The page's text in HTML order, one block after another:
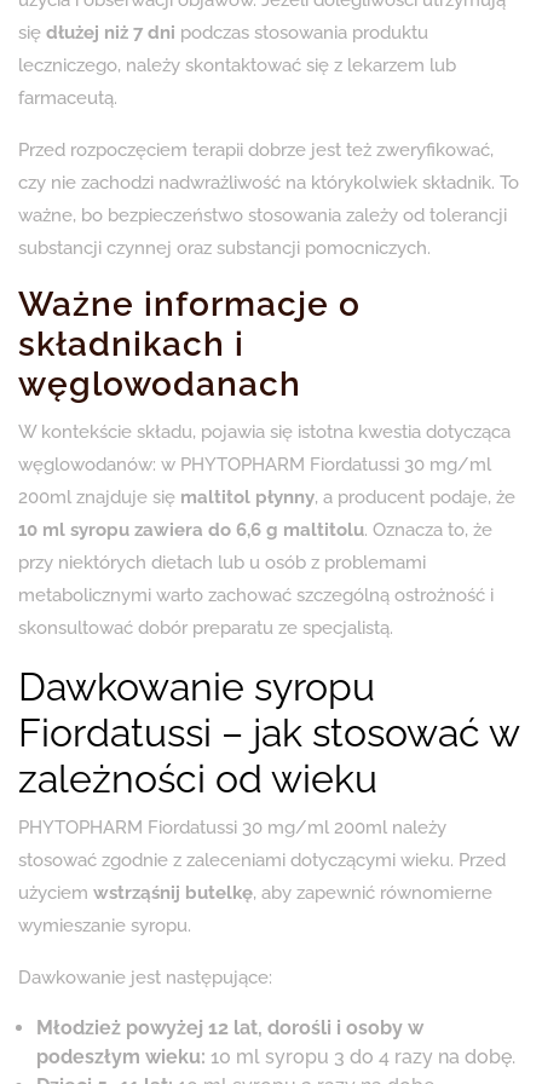
się dłużej niż 7 dni podczas stosowania produktu
leczniczego, należy skontaktować się z lekarzem lub
farmaceutą.
Przed rozpoczęciem terapii dobrze jest też zweryfikować,
czy nie zachodzi nadwrażliwość na którykolwiek składnik. To
ważne, bo bezpieczeństwo stosowania zależy od tolerancji
substancji czynnej oraz substancji pomocniczych.
Ważne informacje o
składnikach i
węglowodanach
W kontekście składu, pojawia się istotna kwestia dotycząca
węglowodanów: w PHYTOPHARM Fiordatussi 30 mg/ml
200ml znajduje się maltitol płynny, a producent podaje, że
10 ml syropu zawiera do 6,6 g maltitolu. Oznacza to, że
przy niektórych dietach lub u osób z problemami
metabolicznymi warto zachować szczególną ostrożność i
skonsultować dobór preparatu ze specjalistą.
Dawkowanie syropu
Fiordatussi – jak stosować w
zależności od wieku
PHYTOPHARM Fiordatussi 30 mg/ml 200ml należy
stosować zgodnie z zaleceniami dotyczącymi wieku. Przed
użyciem wstrząśnij butelkę, aby zapewnić równomierne
wymieszanie syropu.
Dawkowanie jest następujące:
Młodzież powyżej 12 lat, dorośli i osoby w
podeszłym wieku: 10 ml syropu 3 do 4 razy na dobę.